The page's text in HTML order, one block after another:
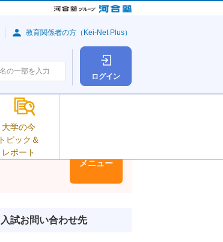
ログイン
大学の今
トピック＆
レポート
教育関係者の方（Kei-Net Plus）
メニュー
入試お問い合わせ先